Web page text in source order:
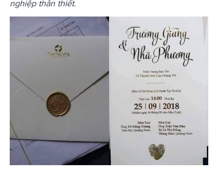
nghiệp thân thiết.